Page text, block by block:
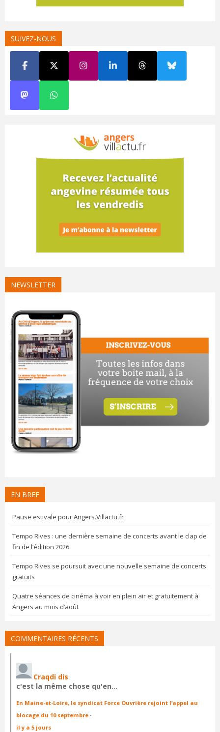
SUIVEZ-NOUS
NEWSLETTER
EN BREF
Pause estivale pour Angers.Villactu.fr
Tempo Rives : une dernière semaine de concerts avant le clap de
fin de l’édition 2026
Tempo Rives se poursuit avec une nouvelle semaine de concerts
gratuits
Quatre séances de cinéma à voir en plein air et gratuitement à
Angers au mois d’août
COMMENTAIRES RÉCENTS
Craqdi dis
c'est la même chose qu'en…
En Maine-et-Loire, le syndicat Force Ouvrière rejoint l’appel au
blocage du 10 septembre ·
il y a 5 jours